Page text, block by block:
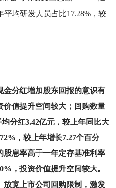
平均研发人员占比17.28%，较
金分红增加股东回报的意识有
价值提升空间较大；回购数量
分红3.42亿元，较上年同比大
，较上年增长7.27个百分
股息率高于一年定存基准利率
，投资价值提升空间较大。
放宽上市公司回购限制，激发